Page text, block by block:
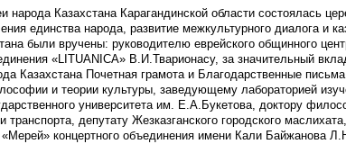
Казахстана Карагандинской области состоялась
единства народа, развитие межкультурного диалога и
были вручены: руководителю еврейского общинного
«LITUANICA» В.И.Тварионасу, за значительный
Казахстана Почетная грамота и Благодарственные
и теории культуры, заведующему лабораторией
университета им. Е.А.Букетова, доктору
транспорта, депутату Жезказганского городского
концертного объединения имени Кали Байжанова